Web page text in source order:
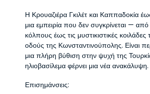
Η Κρουαζιέρα Γκιλέτ και Καππαδοκία
μια εμπειρία που δεν συγκρίνεται —
κόλπους έως τις μυστικιστικές
οδούς της Κωνσταντινούπολης. Είναι
μια πλήρη βύθιση στην ψυχή της
ηλιοβασίλεμα φέρνει μια νέα ανακάλυψη.
Επισημάνσεις: